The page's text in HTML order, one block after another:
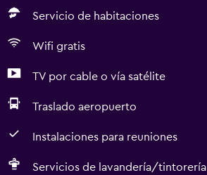
Servicio de habitaciones
Wifi gratis
TV por cable o vía satélite
Traslado aeropuerto
Instalaciones para reuniones
Servicios de lavandería/tintorería